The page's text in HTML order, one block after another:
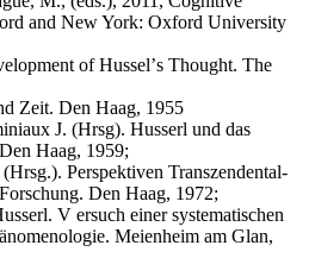
and New York: Oxford University
of Husselʼs Thought. The
Zeit. Den Haag, 1955
J. (Hrsg). Husserl und das
Haag, 1959;
Perspektiven Transzendental-
Den Haag, 1972;
V ersuch einer systematischen
Meienheim am Glan,